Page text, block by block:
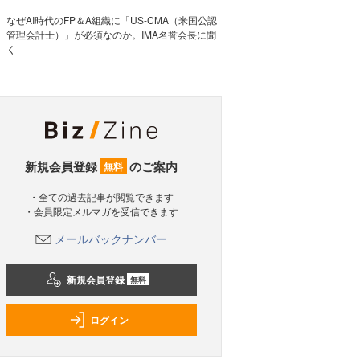
なぜAI時代のFP＆A組織に「US-CMA（米国公認
管理会計士）」が必須なのか。IMA名誉会長に聞
く
新規会員登録 無料 のご案内
・全ての過去記事が閲覧できます
・会員限定メルマガを受信できます
メールバックナンバー
新規会員登録 無料
ログイン